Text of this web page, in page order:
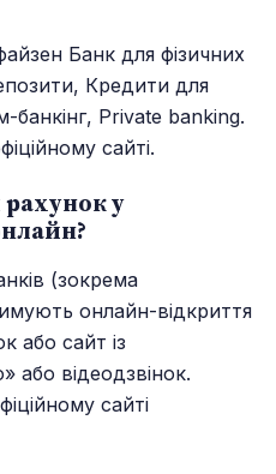
Банк для фізичних
Кредити для
банкінг, Private banking.
сайті.
у
(зокрема
онлайн-відкриття
або сайт із
або відеодзвінок.
сайті